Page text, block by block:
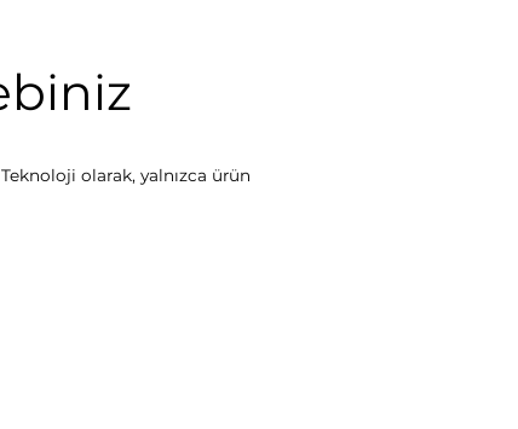
olarak, yalnızca ürün